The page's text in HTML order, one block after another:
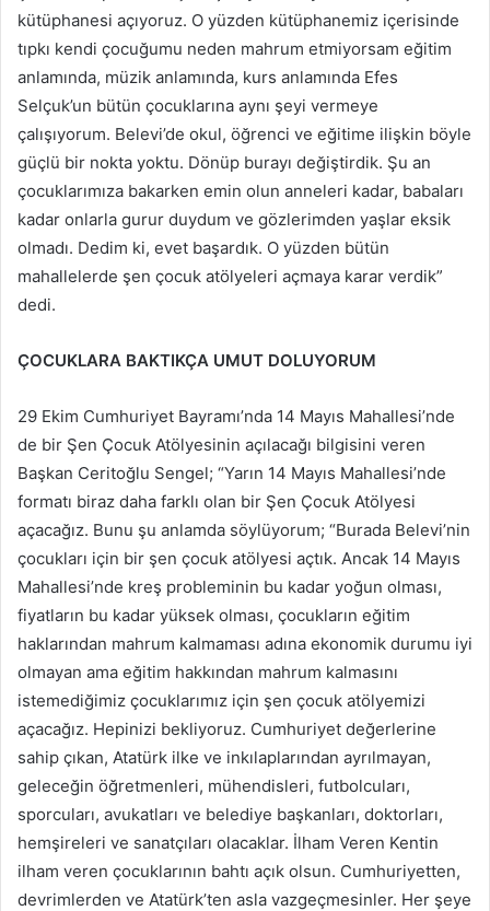
kütüphanesi açıyoruz. O yüzden kütüphanemiz içerisinde
tıpkı kendi çocuğumu neden mahrum etmiyorsam eğitim
anlamında, müzik anlamında, kurs anlamında Efes
Selçuk’un bütün çocuklarına aynı şeyi vermeye
çalışıyorum. Belevi’de okul, öğrenci ve eğitime ilişkin böyle
güçlü bir nokta yoktu. Dönüp burayı değiştirdik. Şu an
çocuklarımıza bakarken emin olun anneleri kadar, babaları
kadar onlarla gurur duydum ve gözlerimden yaşlar eksik
olmadı. Dedim ki, evet başardık. O yüzden bütün
mahallelerde şen çocuk atölyeleri açmaya karar verdik”
dedi.
ÇOCUKLARA BAKTIKÇA UMUT DOLUYORUM
29 Ekim Cumhuriyet Bayramı’nda 14 Mayıs Mahallesi’nde
de bir Şen Çocuk Atölyesinin açılacağı bilgisini veren
Başkan Ceritoğlu Sengel; “Yarın 14 Mayıs Mahallesi’nde
formatı biraz daha farklı olan bir Şen Çocuk Atölyesi
açacağız. Bunu şu anlamda söylüyorum; “Burada Belevi’nin
çocukları için bir şen çocuk atölyesi açtık. Ancak 14 Mayıs
Mahallesi’nde kreş probleminin bu kadar yoğun olması,
fiyatların bu kadar yüksek olması, çocukların eğitim
haklarından mahrum kalmaması adına ekonomik durumu iyi
olmayan ama eğitim hakkından mahrum kalmasını
istemediğimiz çocuklarımız için şen çocuk atölyemizi
açacağız. Hepinizi bekliyoruz. Cumhuriyet değerlerine
sahip çıkan, Atatürk ilke ve inkılaplarından ayrılmayan,
geleceğin öğretmenleri, mühendisleri, futbolcuları,
sporcuları, avukatları ve belediye başkanları, doktorları,
hemşireleri ve sanatçıları olacaklar. İlham Veren Kentin
ilham veren çocuklarının bahtı açık olsun. Cumhuriyetten,
devrimlerden ve Atatürk’ten asla vazgeçmesinler. Her şeye